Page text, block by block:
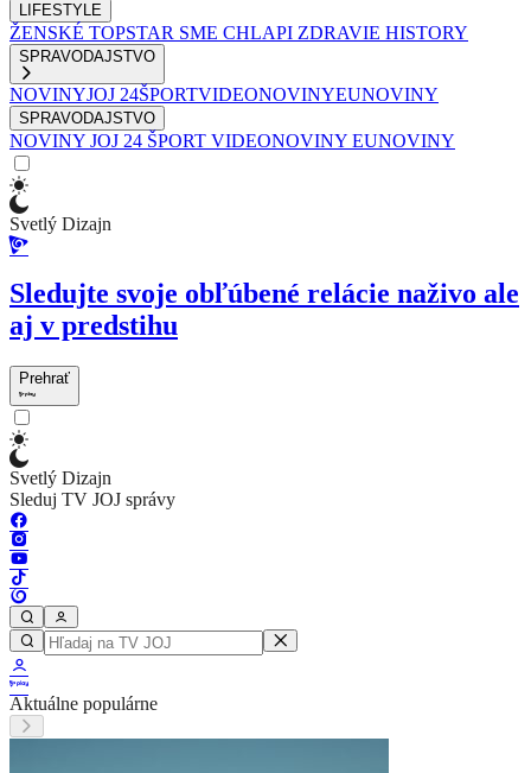
LIFESTYLE
ŽENSKÉ TOPSTAR SME CHLAPI ZDRAVIE HISTORY
SPRAVODAJSTVO
NOVINYJOJ 24ŠPORTVIDEONOVINYEUNOVINY
SPRAVODAJSTVO
NOVINY JOJ 24 ŠPORT VIDEONOVINY EUNOVINY
Svetlý Dizajn
Sledujte svoje obľúbené relácie naživo ale
aj v predstihu
Prehrať
Svetlý Dizajn
Sleduj TV JOJ správy
Aktuálne populárne